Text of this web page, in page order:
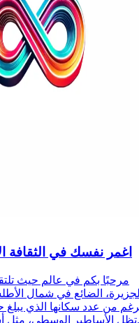
اغمر نفسك في الثقافة
مرحبًا بكم في عالم حيث
الضائع في شمال
الأساطير الوسطى، مثل